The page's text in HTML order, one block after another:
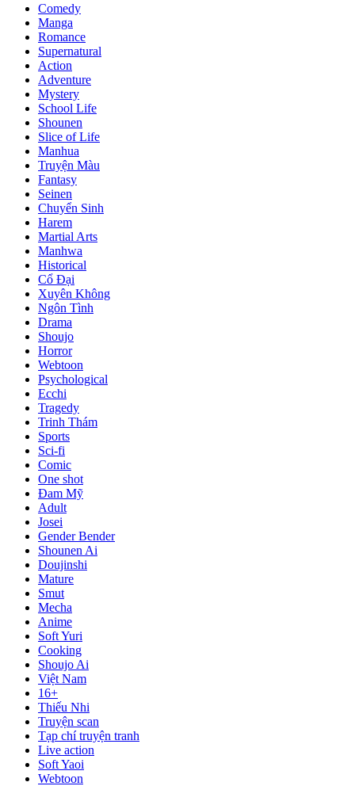
Comedy
Manga
Romance
Supernatural
Action
Adventure
Mystery
School Life
Shounen
Slice of Life
Manhua
Truyện Màu
Fantasy
Seinen
Chuyển Sinh
Harem
Martial Arts
Manhwa
Historical
Cổ Đại
Xuyên Không
Ngôn Tình
Drama
Shoujo
Horror
Webtoon
Psychological
Ecchi
Tragedy
Trinh Thám
Sports
Sci-fi
Comic
One shot
Đam Mỹ
Adult
Josei
Gender Bender
Shounen Ai
Doujinshi
Mature
Smut
Mecha
Anime
Soft Yuri
Cooking
Shoujo Ai
Việt Nam
16+
Thiếu Nhi
Truyện scan
Tạp chí truyện tranh
Live action
Soft Yaoi
Webtoon